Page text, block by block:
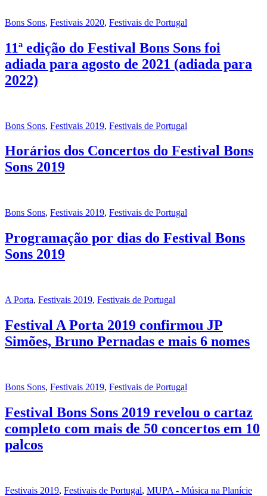
Bons Sons, Festivais 2020, Festivais de Portugal
11ª edição do Festival Bons Sons foi
adiada para agosto de 2021 (adiada para
2022)
Bons Sons, Festivais 2019, Festivais de Portugal
Horários dos Concertos do Festival Bons
Sons 2019
Bons Sons, Festivais 2019, Festivais de Portugal
Programação por dias do Festival Bons
Sons 2019
A Porta, Festivais 2019, Festivais de Portugal
Festival A Porta 2019 confirmou JP
Simões, Bruno Pernadas e mais 6 nomes
Bons Sons, Festivais 2019, Festivais de Portugal
Festival Bons Sons 2019 revelou o cartaz
completo com mais de 50 concertos em 10
palcos
Festivais 2019, Festivais de Portugal, MUPA - Música na Planície